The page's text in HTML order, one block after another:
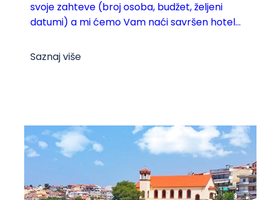
svoje zahteve (broj osoba, budžet, željeni
datumi) a mi ćemo Vam naći savršen hotel...
Saznaj više